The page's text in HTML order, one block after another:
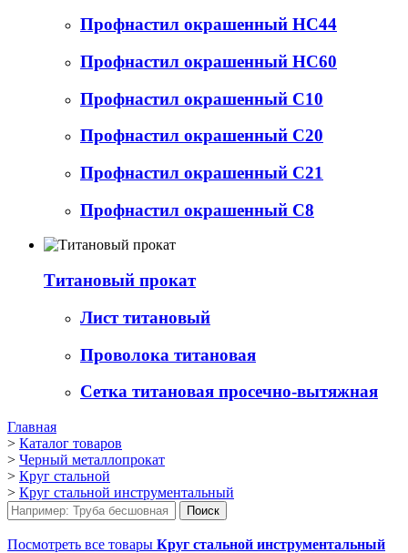
Профнастил окрашенный НС44
Профнастил окрашенный НС60
Профнастил окрашенный С10
Профнастил окрашенный С20
Профнастил окрашенный С21
Профнастил окрашенный С8
Титановый прокат
Лист титановый
Проволока титановая
Сетка титановая просечно-вытяжная
Главная
> Каталог товаров
> Черный металлопрокат
> Круг стальной
> Круг стальной инструментальный
Посмотреть все товары Круг стальной инструментальный